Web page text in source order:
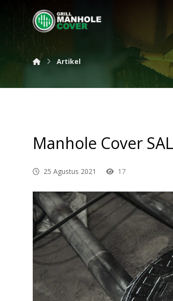
Artikel
Manhole Cover
25 Agustus 2021 17